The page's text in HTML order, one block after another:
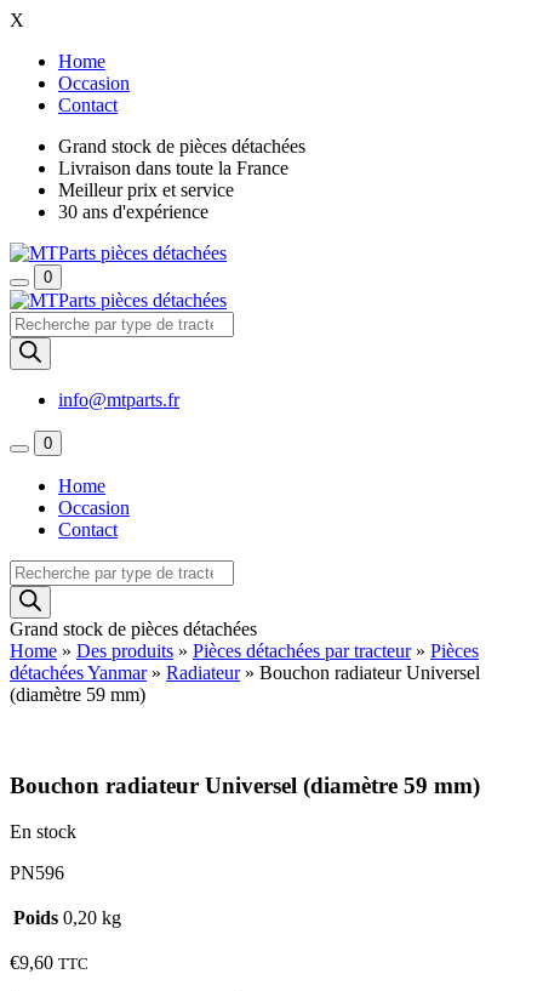
X
Home
Occasion
Contact
Grand stock de pièces détachées
Livraison dans toute la France
Meilleur prix et service
30 ans d'expérience
0
Recherche
de
produits
info@mtparts.fr
0
Home
Occasion
Contact
Recherche
de
produits
Grand stock de pièces détachées
Home » Des produits » Pièces détachées par tracteur» Pièces
détachées Yanmar» Radiateur» Bouchon radiateur Universel
(diamètre 59 mm)
Bouchon radiateur Universel (diamètre 59 mm)
En stock
PN596
Poids 0,20 kg
€9,60 TTC